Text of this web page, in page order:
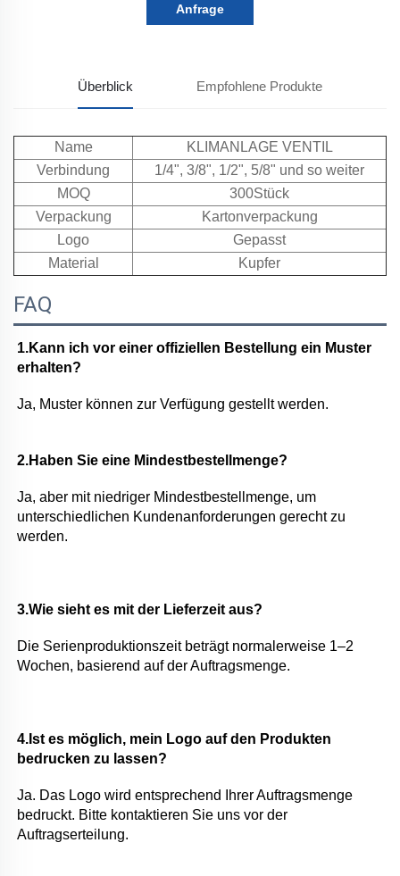
Anfrage
Überblick Empfohlene Produkte
Name
KLIMANLAGE VENTIL
Verbindung
1/4", 3/8", 1/2", 5/8" und so weiter
MOQ
300Stück
Verpackung
Kartonverpackung
Logo
Gepasst
Material
Kupfer
FAQ
1.Kann ich vor einer offiziellen Bestellung ein Muster
erhalten?
Ja, Muster können zur Verfügung gestellt werden.
2.Haben Sie eine Mindestbestellmenge?
Ja, aber mit niedriger Mindestbestellmenge, um
unterschiedlichen Kundenanforderungen gerecht zu
werden.
3.Wie sieht es mit der Lieferzeit aus?
Die Serienproduktionszeit beträgt normalerweise 1–2
Wochen, basierend auf der Auftragsmenge.
4.Ist es möglich, mein Logo auf den Produkten
bedrucken zu lassen?
Ja. Das Logo wird entsprechend Ihrer Auftragsmenge
bedruckt. Bitte kontaktieren Sie uns vor der
Auftragserteilung.